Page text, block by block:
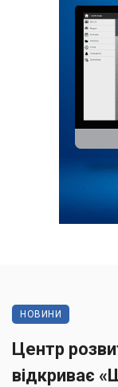
НОВИНИ
Центр
відкриває